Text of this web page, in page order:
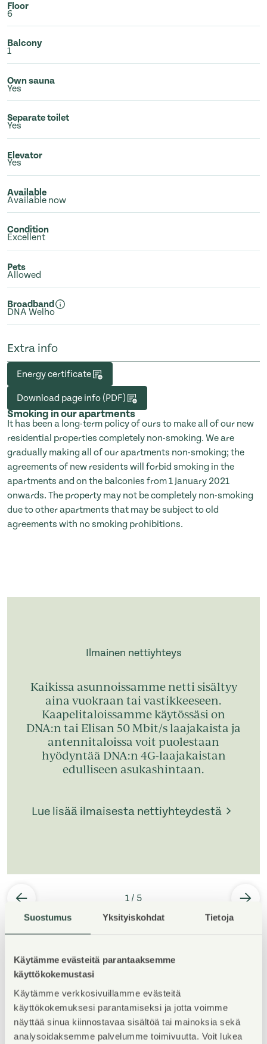
Suostumus Yksityiskohdat Tietoja
Käytämme evästeitä parantaaksemme
käyttökokemustasi
Käytämme verkkosivuillamme evästeitä
käyttökokemuksesi parantamiseksi ja jotta voimme
näyttää sinua kiinnostavaa sisältöä tai mainoksia sekä
analysoidaksemme palvelumme toimivuutta. Voit lukea
Floor
6
Balcony
1
Own sauna
Yes
Separate toilet
Yes
Elevator
Yes
Available
Available now
Condition
Excellent
Pets
Allowed
Broadband
DNA Welho
Extra info
Energy certificate
Download page info (PDF)
Smoking in our apartments
It has been a long-term policy of ours to make all of our new
residential properties completely non-smoking. We are
gradually making all of our apartments non-smoking; the
agreements of new residents will forbid smoking in the
apartments and on the balconies from 1 January 2021
onwards. The property may not be completely non-smoking
due to other apartments that may be subject to old
agreements with no smoking prohibitions.
Ilmainen nettiyhteys
Kaikissa asunnoissamme netti sisältyy
aina vuokraan tai vastikkeeseen.
Kaapelitaloissamme käytössäsi on
DNA:n tai Elisan 50 Mbit/s laajakaista ja
antennitaloissa voit puolestaan
hyödyntää DNA:n 4G-laajakaistan
edulliseen asukashintaan.
Lue lisää ilmaisesta nettiyhteydestä
1 / 5
Property Introduction
Tämä viihtyisä ja savuton kerrostalokohde sijaitsee